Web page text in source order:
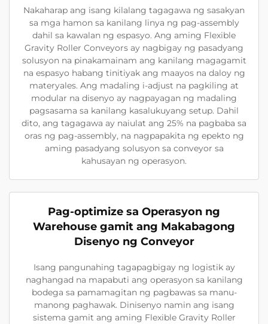
Nakaharap ang isang kilalang tagagawa ng sasakyan
sa mga hamon sa kanilang linya ng pag-assembly
dahil sa kawalan ng espasyo. Ang aming Flexible
Gravity Roller Conveyors ay nagbigay ng pasadyang
solusyon na pinakamainam ang kanilang magagamit
na espasyo habang tinitiyak ang maayos na daloy ng
materyales. Ang madaling i-adjust na pagkiling at
modular na disenyo ay nagpayagan ng madaling
pagsasama sa kanilang kasalukuyang setup. Dahil
dito, ang tagagawa ay naiulat ang 25% na pagbaba sa
oras ng pag-assembly, na nagpapakita ng epekto ng
aming pasadyang solusyon sa conveyor sa
kahusayan ng operasyon.
Pag-optimize sa Operasyon ng
Warehouse gamit ang Makabagong
Disenyo ng Conveyor
Isang pangunahing tagapagbigay ng logistik ay
naghangad na mapabuti ang operasyon sa kanilang
bodega sa pamamagitan ng pagbawas sa manu-
manong paghawak. Dinisenyo namin ang isang
sistema gamit ang aming Flexible Gravity Roller